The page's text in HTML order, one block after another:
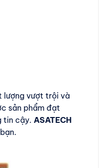
lượng vượt trội và
sản phẩm đạt
tin cậy. ASATECH